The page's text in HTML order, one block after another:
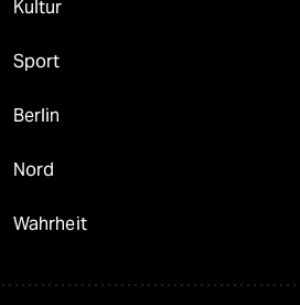
Kultur
Sport
Berlin
Nord
Wahrheit